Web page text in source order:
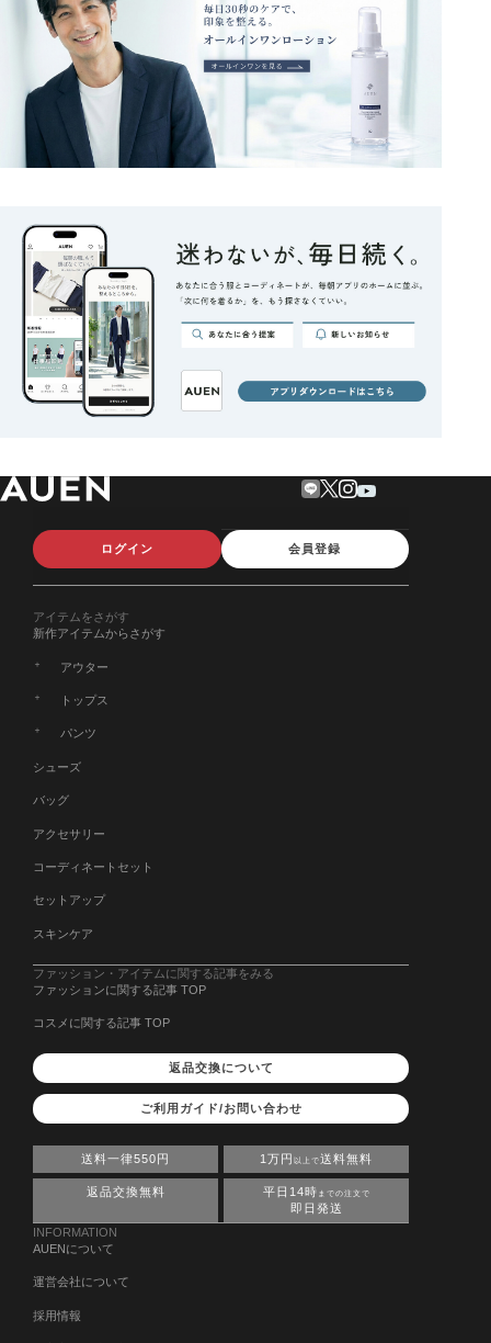
ログイン 会員登録
アイテムをさがす
新作アイテムからさがす
アウター
トップス
パンツ
シューズ
バッグ
アクセサリー
コーディネートセット
セットアップ
スキンケア
ファッション・アイテムに関する記事をみる
ファッションに関する記事 TOP
コスメに関する記事 TOP
返品交換について
ご利用ガイド/お問い合わせ
送料一律550円 1万円 以上で送料無料
返品交換無料 平日14時 までの注文で
即日発送
INFORMATION
AUENについて
運営会社について
採用情報